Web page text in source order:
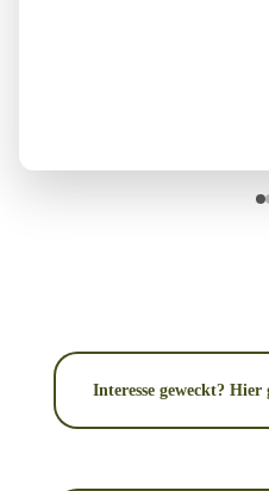
Interesse geweckt? Hier